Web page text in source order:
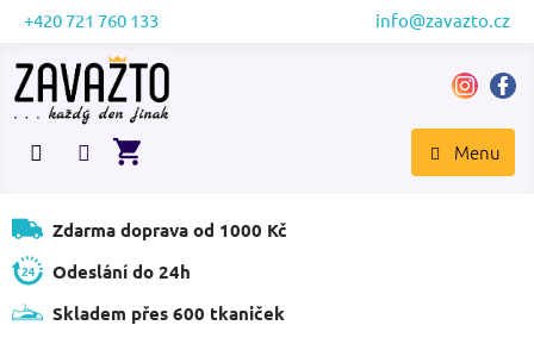
Přejít
obsah
+420 721 760 133 info@zavazto.cz
NÁKUPNÍ
Zdarma doprava od 1000 Kč
Odeslání do 24h
Skladem přes 600 tkaniček